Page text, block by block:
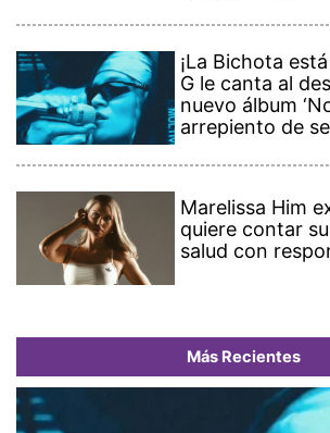
¡La Bichota
G le canta al
nuevo álbum
arrepiento de
Marelissa Him
quiere contar
salud con
Más Recientes